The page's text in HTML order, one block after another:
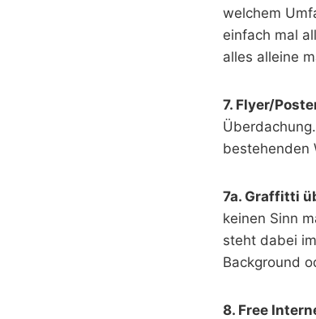
welchem
einfach mal
alles alleine
7. Flyer/
bestehenden
7a. Graffitti
keinen Sinn
steht dabei
Background
8. Free